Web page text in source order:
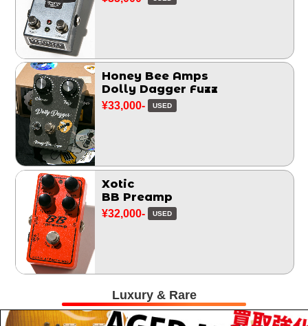
Honey Bee Amps
Dolly Dagger Fuzz
¥33,000- USED
Xotic
BB Preamp
¥32,000- USED
Luxury & Rare